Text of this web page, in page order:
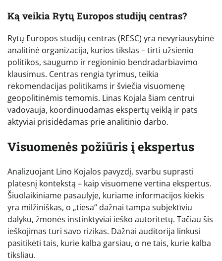
Ką veikia Rytų Europos studijų centras?
Rytų Europos studijų centras (RESC) yra nevyriausybinė
analitinė organizacija, kurios tikslas – tirti užsienio
politikos, saugumo ir regioninio bendradarbiavimo
klausimus. Centras rengia tyrimus, teikia
rekomendacijas politikams ir šviečia visuomenę
geopolitinėmis temomis. Linas Kojala šiam centrui
vadovauja, koordinuodamas ekspertų veiklą ir pats
aktyviai prisidėdamas prie analitinio darbo.
Visuomenės požiūris į ekspertus
Analizuojant Lino Kojalos pavyzdį, svarbu suprasti
platesnį kontekstą – kaip visuomenė vertina ekspertus.
Šiuolaikiniame pasaulyje, kuriame informacijos kiekis
yra milžiniškas, o „tiesa“ dažnai tampa subjektīviu
dalyku, žmonės instinktyviai ieško autoritetų. Tačiau šis
ieškojimas turi savo rizikas. Dažnai auditorija linkusi
pasitikėti tais, kurie kalba garsiau, o ne tais, kurie kalba
tiksliau.